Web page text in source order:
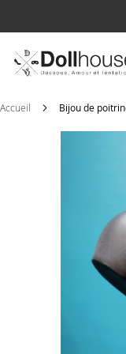
Accueil Bijou de